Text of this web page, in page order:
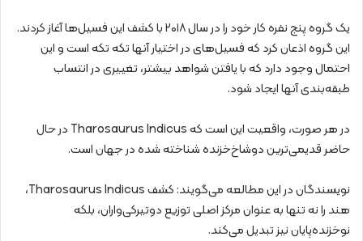
یک گروه پنج نفره کار خود را در سال ۲۰۱۸ با کشف این فسیل‌ها آغاز کردند.
این گروه اذعان کرد که فسیل‌های در اختیار آنها تکه تکه است و این
احتمال وجود دارد که با یافتن شواهد بیشتر، تغییری در انتساب
طبقه‌بندی آنها ایجاد شود.
در هر صورت، واقعیت این است که Tharosaurus Indicus در حال
حاضر قدیمی‌ترین دوشاخ‌خزنده‌ شناخته شده در جهان است.
نویسندگان در این مطالعه می‌گویند: کشف Tharosaurus Indicus،
هند را نه تنها به عنوان مرکز اصلی توزیع دوتیرکی‌واران، بلکه
نوخزنده‌پایان نیز تبدیل می‌کند.